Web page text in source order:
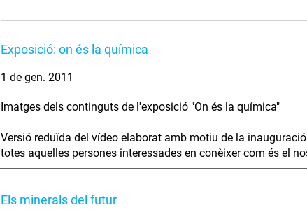
Exposició: on és la química
1 de gen. 2011
Imatges dels continguts de l'exposició "On és la química"
Versió reduïda del vídeo elaborat amb motiu de la
totes aquelles persones interessades en conèixer com és el
Els minerals del futur